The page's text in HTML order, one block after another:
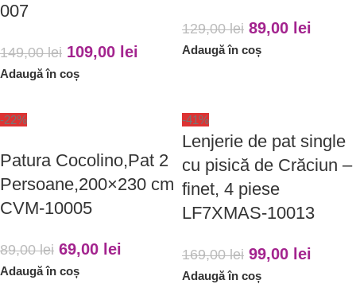
007
149,00lei 109,00 lei
Adaugă în coș
129,00lei 89,00 lei
Adaugă în coș
-22%
Patura Cocolino,Pat 2
Persoane,200×230 cm
CVM-10005
89,00lei 69,00 lei
Adaugă în coș
-41%
Lenjerie de pat single
cu pisică de Crăciun –
finet, 4 piese
LF7XMAS-10013
169,00lei 99,00 lei
Adaugă în coș